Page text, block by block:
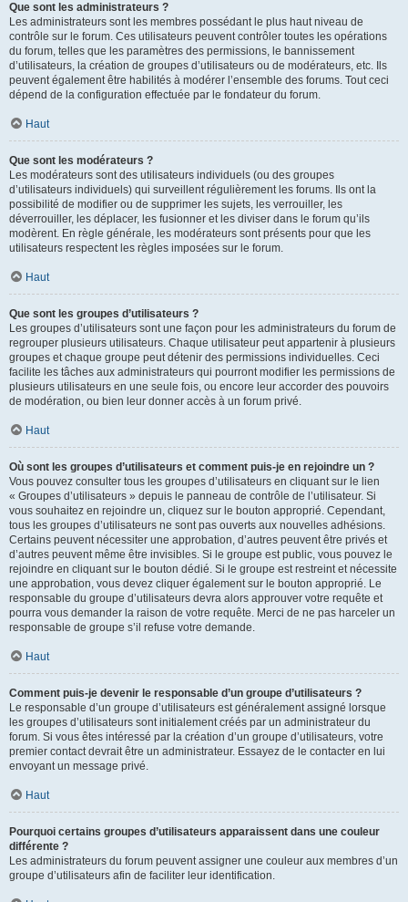
Que sont les administrateurs ?
Les administrateurs sont les membres possédant le plus haut niveau de
contrôle sur le forum. Ces utilisateurs peuvent contrôler toutes les opérations
du forum, telles que les paramètres des permissions, le bannissement
d’utilisateurs, la création de groupes d’utilisateurs ou de modérateurs, etc. Ils
peuvent également être habilités à modérer l’ensemble des forums. Tout ceci
dépend de la configuration effectuée par le fondateur du forum.
Haut
Que sont les modérateurs ?
Les modérateurs sont des utilisateurs individuels (ou des groupes
d’utilisateurs individuels) qui surveillent régulièrement les forums. Ils ont la
possibilité de modifier ou de supprimer les sujets, les verrouiller, les
déverrouiller, les déplacer, les fusionner et les diviser dans le forum qu’ils
modèrent. En règle générale, les modérateurs sont présents pour que les
utilisateurs respectent les règles imposées sur le forum.
Haut
Que sont les groupes d’utilisateurs ?
Les groupes d’utilisateurs sont une façon pour les administrateurs du forum de
regrouper plusieurs utilisateurs. Chaque utilisateur peut appartenir à plusieurs
groupes et chaque groupe peut détenir des permissions individuelles. Ceci
facilite les tâches aux administrateurs qui pourront modifier les permissions de
plusieurs utilisateurs en une seule fois, ou encore leur accorder des pouvoirs
de modération, ou bien leur donner accès à un forum privé.
Haut
Où sont les groupes d’utilisateurs et comment puis-je en rejoindre un ?
Vous pouvez consulter tous les groupes d’utilisateurs en cliquant sur le lien
« Groupes d’utilisateurs » depuis le panneau de contrôle de l’utilisateur. Si
vous souhaitez en rejoindre un, cliquez sur le bouton approprié. Cependant,
tous les groupes d’utilisateurs ne sont pas ouverts aux nouvelles adhésions.
Certains peuvent nécessiter une approbation, d’autres peuvent être privés et
d’autres peuvent même être invisibles. Si le groupe est public, vous pouvez le
rejoindre en cliquant sur le bouton dédié. Si le groupe est restreint et nécessite
une approbation, vous devez cliquer également sur le bouton approprié. Le
responsable du groupe d’utilisateurs devra alors approuver votre requête et
pourra vous demander la raison de votre requête. Merci de ne pas harceler un
responsable de groupe s’il refuse votre demande.
Haut
Comment puis-je devenir le responsable d’un groupe d’utilisateurs ?
Le responsable d’un groupe d’utilisateurs est généralement assigné lorsque
les groupes d’utilisateurs sont initialement créés par un administrateur du
forum. Si vous êtes intéressé par la création d’un groupe d’utilisateurs, votre
premier contact devrait être un administrateur. Essayez de le contacter en lui
envoyant un message privé.
Haut
Pourquoi certains groupes d’utilisateurs apparaissent dans une couleur
différente ?
Les administrateurs du forum peuvent assigner une couleur aux membres d’un
groupe d’utilisateurs afin de faciliter leur identification.